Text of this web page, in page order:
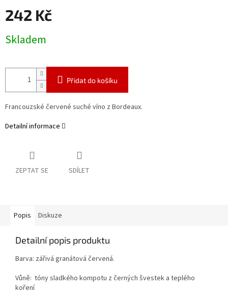
242 Kč
cena:
Skladem
Přidat do košíku
Francouzské červené suché víno z Bordeaux.
Detailní informace
ZEPTAT SE SDÍLET
Popis Diskuze
Detailní popis produktu
Barva: zářivá granátová červená.
Vůně: tóny sladkého kompotu z černých švestek a teplého
koření